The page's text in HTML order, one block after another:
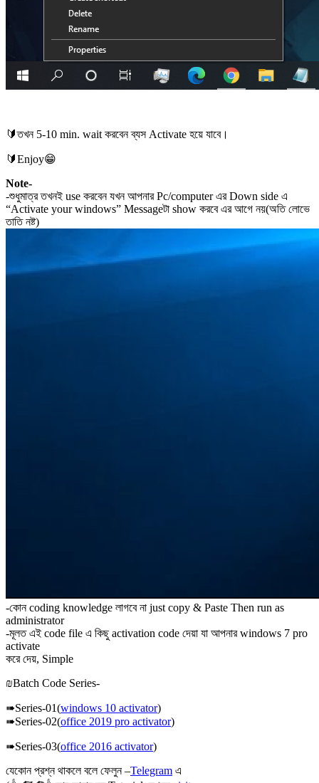
🔰তখন 5-10 min. wait করবেন ব্যস Activate হয়ে যাবে।
🔰Enjoy😁
Note-
-শুধুমাত্র তখনই use করবেন যখন আপনার Pc/computer এর Down side এ
“Activate your windows” Messageটা show করবে এর আগে নয়(অতি লোভে
তাতি নষ্ট)
-কোন coding knowledge লাগবে না just copy & Paste Then run as
administrator
-মূলত এই code file এ কিছু activation code দেয়া যা আপনার windows 7 pro
activate
করে দেয়, Simple
₪Batch Code Series-
➠Series-01(windows 10 activator)
➠Series-02(office 2019 pro activator)
➠Series-03(office 2016 activator)
যেকোন প্রশ্ন থাকলে বলে ফেলুন –Telegram এ